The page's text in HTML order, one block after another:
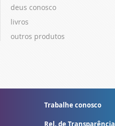
deus conosco
livros
outros produtos
Trabalhe conosco
Rel. de Transparência